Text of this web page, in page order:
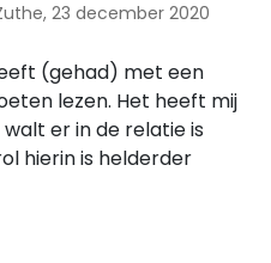
23 december 2020
(gehad) met een
lezen. Het heeft mij
er in de relatie is
hierin is helderder